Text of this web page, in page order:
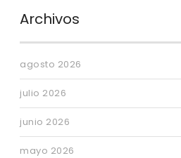
Archivos
agosto 2026
julio 2026
junio 2026
mayo 2026